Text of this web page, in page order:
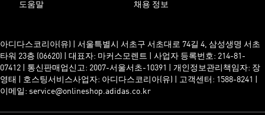
도움말 채용 정보
아디다스코리아(유) | 서울특별시 서초구 서초대로 74길 4, 삼성생명 서초
타워 23층 (06620) | 대표자: 마커스모렌트 | 사업자 등록번호: 214-81-
07412 | 통신판매업신고: 2007-서울서초-10391 | 개인정보관리책임자: 장
영태 | 호스팅서비스사업자: 아디다스코리아(유) | 고객센터: 1588-8241 |
이메일: service@onlineshop.adidas.co.kr